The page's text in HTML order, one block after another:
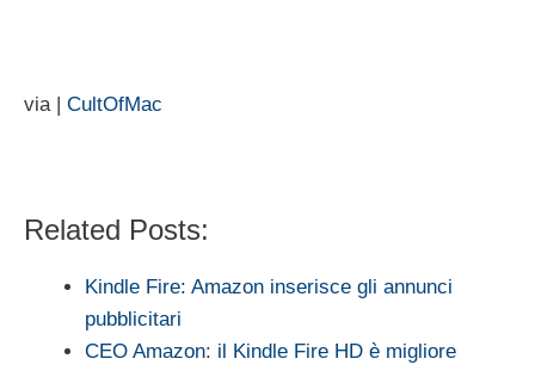
via | CultOfMac
Related Posts:
Kindle Fire: Amazon inserisce gli annunci
pubblicitari
CEO Amazon: il Kindle Fire HD è migliore